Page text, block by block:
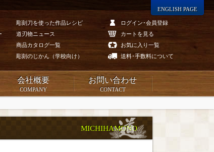
彫刻刀を使った作品レシピ
道刃物ニュース
商品カタログ一覧
彫刻のじかん（学校向け）
ログイン･会員登録
カートを見る
お気に入り一覧
送料･手数料について
ENGLISH PAGE
会社概要
COMPANY
お問い合わせ
CONTACT
MICHIHAMONO